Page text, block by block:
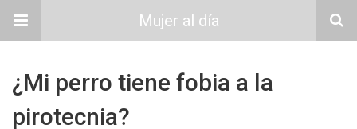
Mujer al día
¿Mi perro tiene fobia a la
pirotecnia?